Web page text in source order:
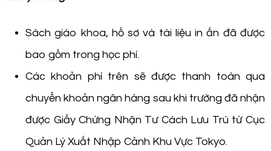
Sách giáo khoa, hồ sơ và tài liệu in ấn đã được
bao gồm trong học phí.
Các khoản phí trên sẽ được thanh toán qua
chuyển khoản ngân hàng sau khi trường đã nhận
được Giấy Chứng Nhận Tư Cách Lưu Trú từ Cục
Quản Lý Xuất Nhập Cảnh Khu Vực Tokyo.